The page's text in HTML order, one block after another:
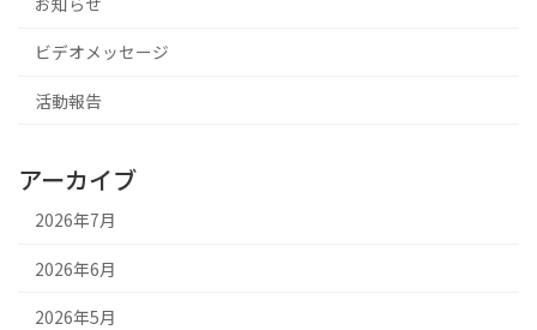
ビデオメッセージ
活動報告
アーカイブ
2026年7月
2026年6月
2026年5月